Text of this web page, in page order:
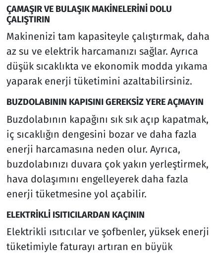
ÇAMAŞIR VE BULAŞIK MAKİNELERİNİ DOLU
ÇALIŞTIRIN
Makinenizi tam kapasiteyle çalıştırmak, daha
az su ve elektrik harcamanızı sağlar. Ayrıca
düşük sıcaklıkta ve ekonomik modda yıkama
yaparak enerji tüketimini azaltabilirsiniz.
BUZDOLABININ KAPISINI GEREKSİZ YERE AÇMAYIN
Buzdolabının kapağını sık sık açıp kapatmak,
iç sıcaklığın dengesini bozar ve daha fazla
enerji harcamasına neden olur. Ayrıca,
buzdolabınızı duvara çok yakın yerleştirmek,
hava dolaşımını engelleyerek daha fazla
enerji tüketmesine yol açabilir.
ELEKTRİKLİ ISITICILARDAN KAÇININ
Elektrikli ısıtıcılar ve şofbenler, yüksek enerji
tüketimiyle faturayı artıran en büyük